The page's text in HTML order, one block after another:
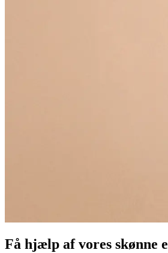
Få hjælp af vores skønne